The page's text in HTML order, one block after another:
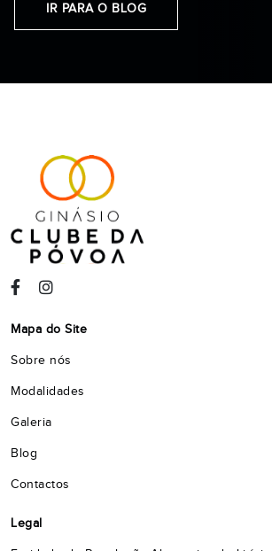
IR PARA O BLOG
Mapa do Site
Sobre nós
Modalidades
Galeria
Blog
Contactos
Legal